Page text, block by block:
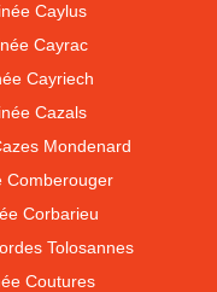
Caylus
Cayrac
Cayriech
Cazals
Mondenard
Comberouger
Corbarieu
Tolosannes
Coutures